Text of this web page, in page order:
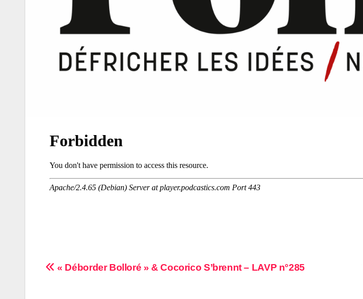
Navigation
« Déborder Bolloré » & Cocorico S’brennt – LAVP n°285